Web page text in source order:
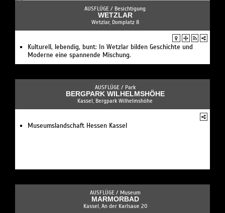
AUSFLÜGE / Besichtigung
WETZLAR
Wetzlar, Domplatz 8
Kulturell, lebendig, bunt: In Wetzlar bilden Geschichte und
Moderne eine spannende Mischung.
AUSFLÜGE / Park
BERGPARK WILHELMSHÖHE
Kassel, Bergpark Wilhelmshöhe
Museumslandschaft Hessen Kassel
AUSFLÜGE / Museum
MARMORBAD
Kassel, An der Karlsaue 20